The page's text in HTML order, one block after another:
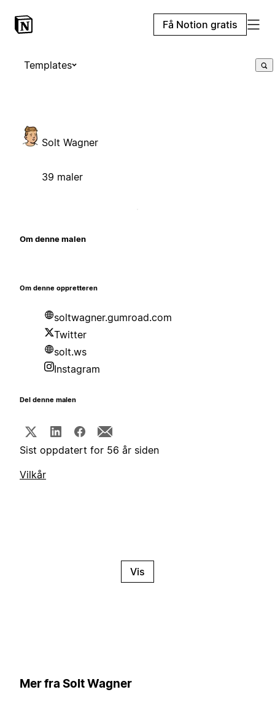
Få Notion gratis
Templates
Solt Wagner
39 maler
Om denne malen
Om denne oppretteren
soltwagner.gumroad.com
Twitter
solt.ws
Instagram
Del denne malen
Sist oppdatert for 56 år siden
Vilkår
Vis
Mer fra Solt Wagner